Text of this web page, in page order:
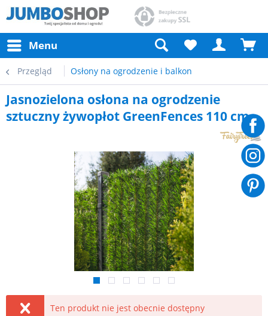
Menu
Przegląd Osłony na ogrodzenie i balkon
Jasnozielona osłona na ogrodzenie
sztuczny żywopłot GreenFences 110 cm
Ten produkt nie jest obecnie dostępny